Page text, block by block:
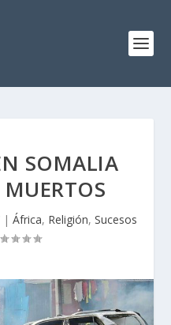
SOMALIA
MUERTOS
| África, Religión, Sucesos